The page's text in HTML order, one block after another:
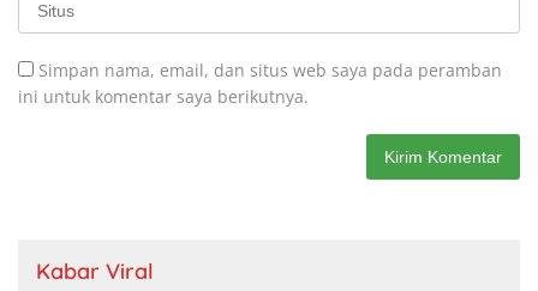
Simpan nama, email, dan situs web saya pada peramban
ini untuk komentar saya berikutnya.
Kabar Viral